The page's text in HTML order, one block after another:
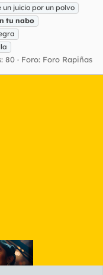
un juicio por un polvo
tu nabo
80 Foro: Foro Rapiñas